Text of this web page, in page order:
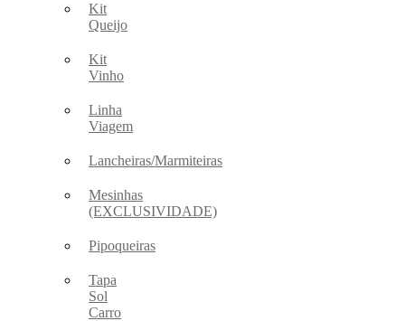
Kit
Queijo
Kit
Vinho
Linha
Viagem
Lancheiras/Marmiteiras
Mesinhas
(EXCLUSIVIDADE)
Pipoqueiras
Tapa
Sol
Carro